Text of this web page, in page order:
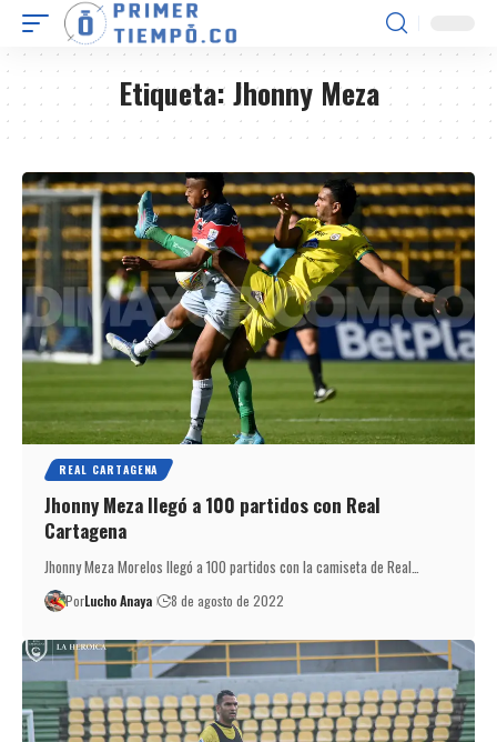
Etiqueta:Jhonny Meza
REAL CARTAGENA
Jhonny Meza llegó a 100 partidos con Real
Cartagena
Jhonny Meza Morelos llegó a 100 partidos con la camiseta de Real…
PorLucho Anaya 8 de agosto de 2022